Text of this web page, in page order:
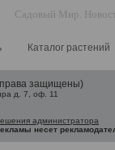
Садовый Мир.
Каталог растений
защищены)
д. 7, оф. 11
администратора
несет